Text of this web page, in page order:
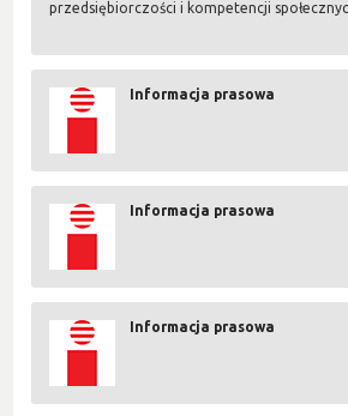
przedsiębiorczości i kompetencji
Informacja prasowa
Informacja prasowa
Informacja prasowa